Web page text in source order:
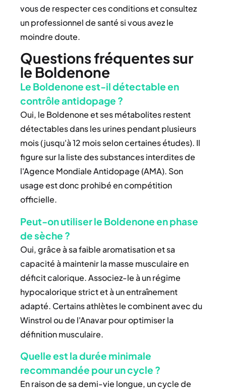
vous de respecter ces conditions et consultez
un professionnel de santé si vous avez le
moindre doute.
Questions fréquentes sur
le Boldenone
Le Boldenone est-il détectable en
contrôle antidopage ?
Oui, le Boldenone et ses métabolites restent
détectables dans les urines pendant plusieurs
mois (jusqu'à 12 mois selon certaines études). Il
figure sur la liste des substances interdites de
l'Agence Mondiale Antidopage (AMA). Son
usage est donc prohibé en compétition
officielle.
Peut-on utiliser le Boldenone en phase
de sèche ?
Oui, grâce à sa faible aromatisation et sa
capacité à maintenir la masse musculaire en
déficit calorique. Associez-le à un régime
hypocalorique strict et à un entraînement
adapté. Certains athlètes le combinent avec du
Winstrol ou de l'Anavar pour optimiser la
définition musculaire.
Quelle est la durée minimale
recommandée pour un cycle ?
En raison de sa demi-vie longue, un cycle de